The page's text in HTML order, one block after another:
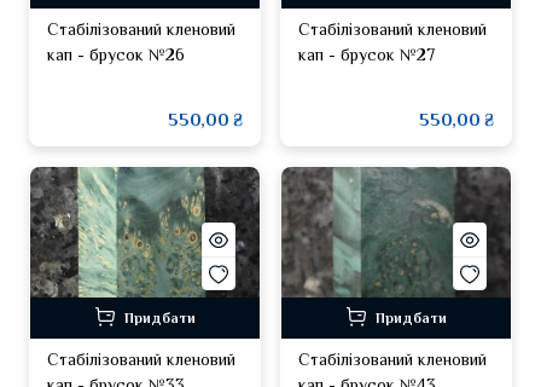
Стабілізований кленовий
кап - брусок №26
550,00 ₴
Стабілізований кленовий
кап - брусок №27
550,00 ₴
Придбати
Стабілізований кленовий
Придбати
Стабілізований кленовий